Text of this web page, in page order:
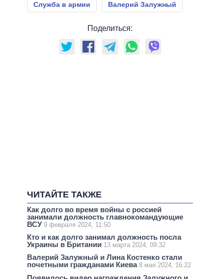
Служба в армии Валерий Залужный
Поделиться:
ЧИТАЙТЕ ТАКЖЕ
Как долго во время войны с россией
занимали должность главнокомандующие
ВСУ 9 февраля 2024, 11:50
Кто и как долго занимал должность посла
Украины в Британии 13 марта 2024, 09:32
Валерий Залужный и Лина Костенко стали
почетными гражданами Киева 8 мая 2024, 16:22